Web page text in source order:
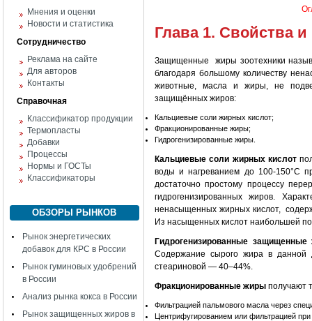
Мнения и оценки
Новости и статистика
Сотрудничество
Реклама на сайте
Для авторов
Контакты
Справочная
Классификатор продукции
Термопласты
Добавки
Процессы
Нормы и ГОСТы
Классификаторы
ОБЗОРЫ РЫНКОВ
Рынок энергетических
добавок для КРС в России
Рынок гуминовых удобрений
в России
Анализ рынка кокса в России
Рынок защищенных жиров в
Глава 1. Свойства
Защищенные жиры зоотехники
благодаря большому количеству
животные, масла и жиры, не
защищённых жиров:
Кальциевые соли жирных кислот;
Фракционированные жиры;
Гидрогенизированные жиры.
Кальциевые соли жирных кислот
воды и нагреванием до 100-150°С
достаточно простому процессу
гидрогенизированных жиров.
ненасыщенных жирных кислот,
Из насыщенных кислот наибольшей
Гидрогенизированные
Содержание сырого жира в данной
стеариновой — 40–44%.
Фракционированные жиры получают
Фильтрацией пальмового масла через
Центрифугированием или фильтрацией